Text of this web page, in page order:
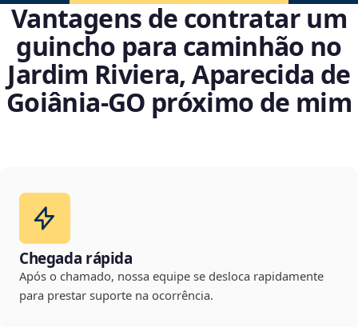
Vantagens de contratar um
guincho para caminhão no
Jardim Riviera, Aparecida de
Goiânia‑GO próximo de mim
Chegada rápida
Após o chamado, nossa equipe se desloca rapidamente
para prestar suporte na ocorrência.